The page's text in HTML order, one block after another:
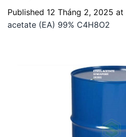
Published 12 Tháng 2, 2025 at
acetate (EA) 99% C4H8O2